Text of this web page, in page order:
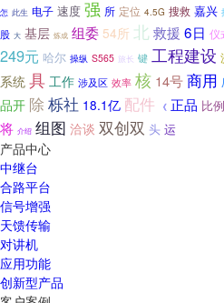
怎 此生 电子 速度 强 所 定位 4.5G 搜救 嘉兴
股 大 基层 炼成 组委 54所 北 救援 6日 仪
249元 哈尔 操纵 S565 旅长 键 工程建设
系统 具 工作 涉及区 效率 核 14号商用
品开 除 栎社 18.1亿 配件 《 正品 比例
将 介绍 组图 洽谈 双创双 头 运
产品中心
中继台
合路平台
信号增强
天馈传输
对讲机
应用功能
创新型产品